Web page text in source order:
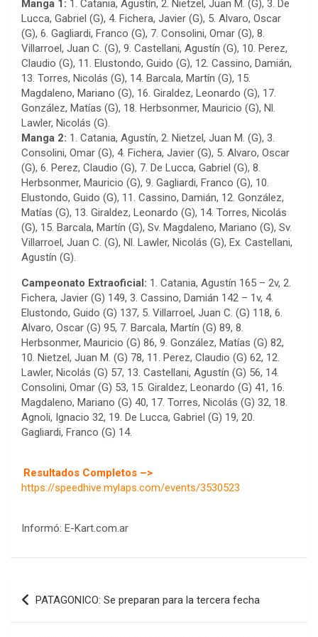
Manga 1: 1. Catania, Agustín, 2. Nietzel, Juan M. (G), 3. De
Lucca, Gabriel (G), 4. Fichera, Javier (G), 5. Alvaro, Oscar
(G), 6. Gagliardi, Franco (G), 7. Consolini, Omar (G), 8.
Villarroel, Juan C. (G), 9. Castellani, Agustín (G), 10. Perez,
Claudio (G), 11. Elustondo, Guido (G), 12. Cassino, Damián,
13. Torres, Nicolás (G), 14. Barcala, Martín (G), 15.
Magdaleno, Mariano (G), 16. Giraldez, Leonardo (G), 17.
González, Matías (G), 18. Herbsonmer, Mauricio (G), Nl.
Lawler, Nicolás (G).
Manga 2: 1. Catania, Agustín, 2. Nietzel, Juan M. (G), 3.
Consolini, Omar (G), 4. Fichera, Javier (G), 5. Alvaro, Oscar
(G), 6. Perez, Claudio (G), 7. De Lucca, Gabriel (G), 8.
Herbsonmer, Mauricio (G), 9. Gagliardi, Franco (G), 10.
Elustondo, Guido (G), 11. Cassino, Damián, 12. González,
Matías (G), 13. Giraldez, Leonardo (G), 14. Torres, Nicolás
(G), 15. Barcala, Martín (G), Sv. Magdaleno, Mariano (G), Sv.
Villarroel, Juan C. (G), Nl. Lawler, Nicolás (G), Ex. Castellani,
Agustín (G).
Campeonato Extraoficial: 1. Catania, Agustín 165 – 2v, 2.
Fichera, Javier (G) 149, 3. Cassino, Damián 142 – 1v, 4.
Elustondo, Guido (G) 137, 5. Villarroel, Juan C. (G) 118, 6.
Alvaro, Oscar (G) 95, 7. Barcala, Martín (G) 89, 8.
Herbsonmer, Mauricio (G) 86, 9. González, Matías (G) 82,
10. Nietzel, Juan M. (G) 78, 11. Perez, Claudio (G) 62, 12.
Lawler, Nicolás (G) 57, 13. Castellani, Agustín (G) 56, 14.
Consolini, Omar (G) 53, 15. Giraldez, Leonardo (G) 41, 16.
Magdaleno, Mariano (G) 40, 17. Torres, Nicolás (G) 32, 18.
Agnoli, Ignacio 32, 19. De Lucca, Gabriel (G) 19, 20.
Gagliardi, Franco (G) 14.
Resultados Completos –>
https://speedhive.mylaps.com/events/3530523
Informó: E-Kart.com.ar
Navegación
de
PATAGONICO: Se preparan para la tercera fecha
COBERTURA ESPECIAL DE E-KART.COM.AR
Baradero (Buenos Aires)
KDO - F6